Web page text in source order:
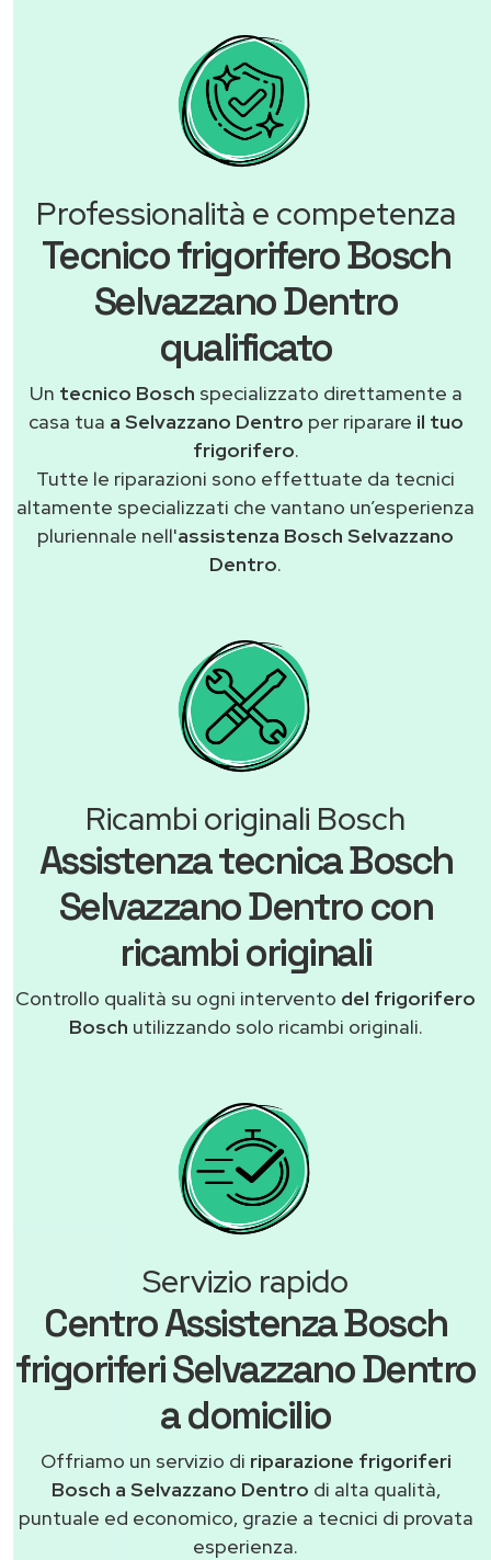
Professionalità e competenza
Tecnico frigorifero Bosch
Selvazzano Dentro
qualificato
Un tecnico Bosch specializzato direttamente a
casa tua a Selvazzano Dentro per riparare il tuo
frigorifero.
Tutte le riparazioni sono effettuate da tecnici
altamente specializzati che vantano un’esperienza
pluriennale nell'assistenza Bosch Selvazzano
Dentro.
Ricambi originali Bosch
Assistenza tecnica Bosch
Selvazzano Dentro con
ricambi originali
Controllo qualità su ogni intervento del frigorifero
Bosch utilizzando solo ricambi originali.
Servizio rapido
Centro Assistenza Bosch
frigoriferi Selvazzano Dentro
a domicilio
Offriamo un servizio di riparazione frigoriferi
Bosch a Selvazzano Dentro di alta qualità,
puntuale ed economico, grazie a tecnici di provata
esperienza.